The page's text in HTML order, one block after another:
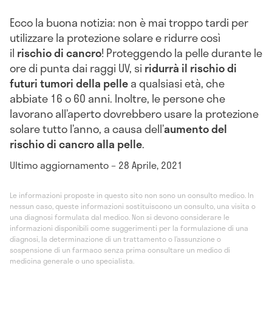
Ecco la buona notizia: non è mai troppo tardi per
utilizzare la protezione solare e ridurre così
il rischio di cancro! Proteggendo la pelle durante le
ore di punta dai raggi UV, si ridurrà il rischio di
futuri tumori della pellea qualsiasi età, che
abbiate 16 o 60 anni. Inoltre, le persone che
lavorano all’aperto dovrebbero usare la protezione
solare tutto l’anno, a causa dell’aumento del
rischio di cancro alla pelle.
Ultimo aggiornamento – 28 Aprile, 2021
Le informazioni proposte in questo sito non sono un consulto medico. In
nessun caso, queste informazioni sostituiscono un consulto, una visita o
una diagnosi formulata dal medico. Non si devono considerare le
informazioni disponibili come suggerimenti per la formulazione di una
diagnosi, la determinazione di un trattamento o l’assunzione o
sospensione di un farmaco senza prima consultare un medico di
medicina generale o uno specialista.